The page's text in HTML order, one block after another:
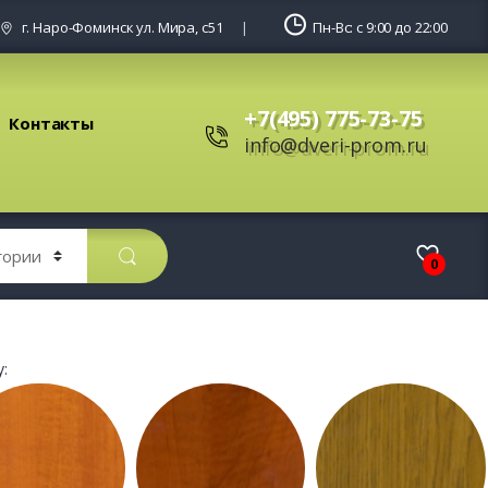
г. Наро-Фоминск ул. Мира, с51 Пн-Вс: с 9:00 до 22:00
Контакты +7(495) 775-73-75
info@dveri-prom.ru
0